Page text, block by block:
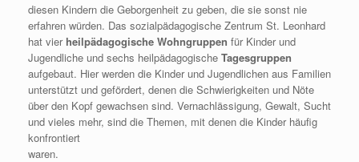
diesen Kindern die Geborgenheit zu geben, die sie sonst nie
erfahren würden. Das sozialpädagogische Zentrum St. Leonhard
hat vier heilpädagogische Wohngruppen für Kinder und
Jugendliche und sechs heilpädagogische Tagesgruppen
aufgebaut. Hier werden die Kinder und Jugendlichen aus Familien
unterstützt und gefördert, denen die Schwierigkeiten und Nöte
über den Kopf gewachsen sind. Vernachlässigung, Gewalt, Sucht
und vieles mehr, sind die Themen, mit denen die Kinder häufig
konfrontiert
waren.